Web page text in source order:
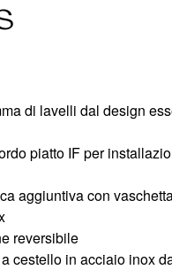
di lavelli dal design
piatto IF per
aggiuntiva con
reversibile
cestello in acciaio inox